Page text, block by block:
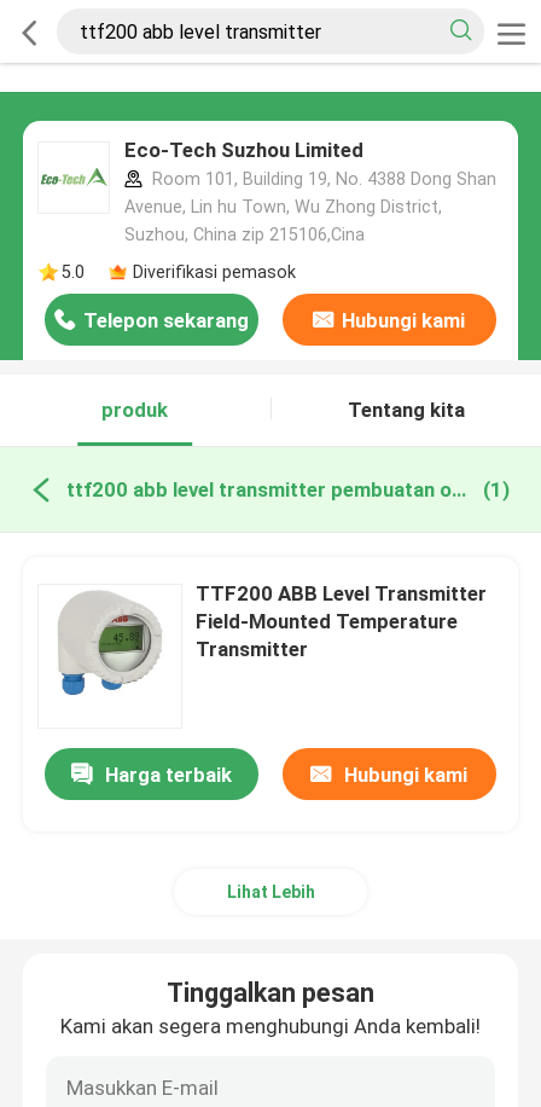
Eco-Tech Suzhou Limited
Room 101, Building 19, No. 4388 Dong Shan
Avenue, Lin hu Town, Wu Zhong District,
Suzhou, China zip 215106,Cina
5.0
Diverifikasi pemasok
Telepon sekarang Hubungi kami
produk Tentang kita
ttf200 abb level transmitter pembuatan online (1)
TTF200 ABB Level Transmitter
Field-Mounted Temperature
Transmitter
Harga terbaik Hubungi kami
Lihat Lebih
Tinggalkan pesan
Kami akan segera menghubungi Anda kembali!